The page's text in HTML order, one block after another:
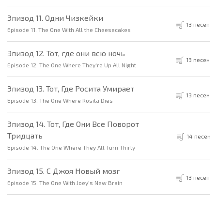
Эпизод 11. Одни Чизкейки
Episode 11. The One With All the Cheesecakes
13 песен
Эпизод 12. Тот, где они всю ночь
Episode 12. The One Where They're Up All Night
13 песен
Эпизод 13. Тот, Где Росита Умирает
Episode 13. The One Where Rosita Dies
13 песен
Эпизод 14. Тот, Где Они Все Поворот
Тридцать
Episode 14. The One Where They All Turn Thirty
14 песен
Эпизод 15. С Джоя Новый мозг
Episode 15. The One With Joey's New Brain
13 песен